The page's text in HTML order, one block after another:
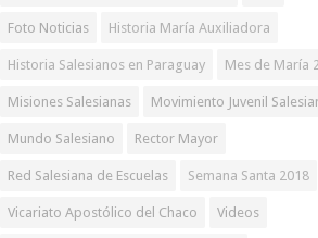
Foto Noticias Historia María Auxiliadora
Historia Salesianos en Paraguay Mes de María
Misiones Salesianas Movimiento Juvenil
Mundo Salesiano Rector Mayor
Red Salesiana de Escuelas Semana Santa 2018
Vicariato Apostólico del Chaco Videos